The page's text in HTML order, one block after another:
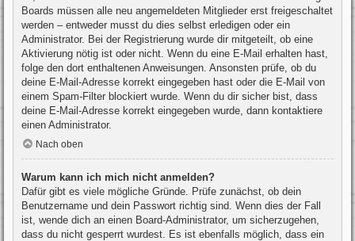
Boards müssen alle neu angemeldeten Mitglieder erst freigeschaltet
werden – entweder musst du dies selbst erledigen oder ein
Administrator. Bei der Registrierung wurde dir mitgeteilt, ob eine
Aktivierung nötig ist oder nicht. Wenn du eine E-Mail erhalten hast,
folge den dort enthaltenen Anweisungen. Ansonsten prüfe, ob du
deine E-Mail-Adresse korrekt eingegeben hast oder die E-Mail von
einem Spam-Filter blockiert wurde. Wenn du dir sicher bist, dass
deine E-Mail-Adresse korrekt eingegeben wurde, dann kontaktiere
einen Administrator.
Nach oben
Warum kann ich mich nicht anmelden?
Dafür gibt es viele mögliche Gründe. Prüfe zunächst, ob dein
Benutzername und dein Passwort richtig sind. Wenn dies der Fall
ist, wende dich an einen Board-Administrator, um sicherzugehen,
dass du nicht gesperrt wurdest. Es ist ebenfalls möglich, dass ein